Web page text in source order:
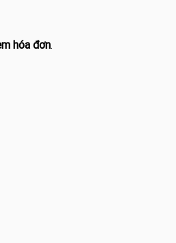
hóa đơn.